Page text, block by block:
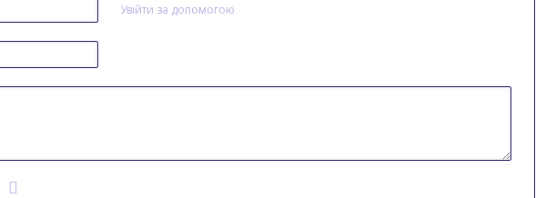
Увійти за допомогою